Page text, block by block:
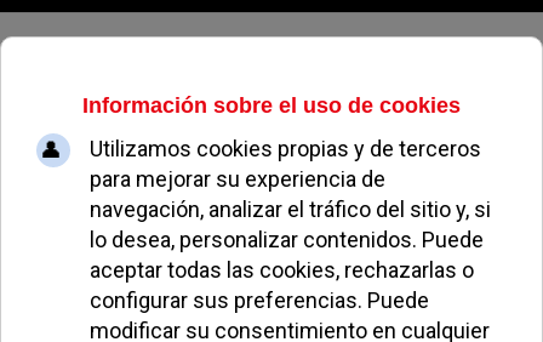
Sábado, 08 de agosto de 2026
La Unión Musical Pozuelo ofreció
su concierto anual en el MIRA
MIGUEL MUÑOZ PARTICIPACIÓN 15 ENERO 2024